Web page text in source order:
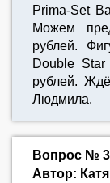
Prima-Set
Можем
рублей.
Double
рублей.
Людмила.
Вопрос №
Автор: Катя